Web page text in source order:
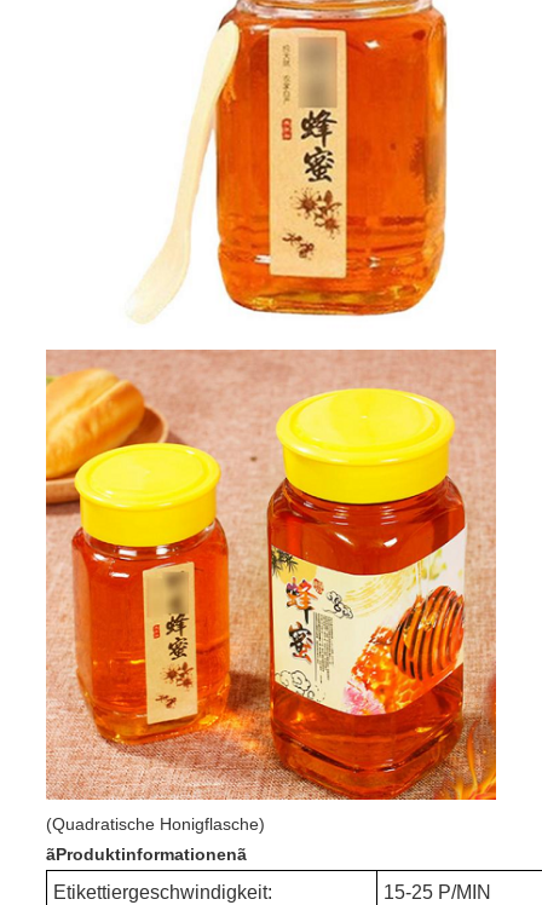
(Quadratische Honigflasche)
ãProduktinformationenã
Etikettiergeschwindigkeit: 15-25 P/MIN